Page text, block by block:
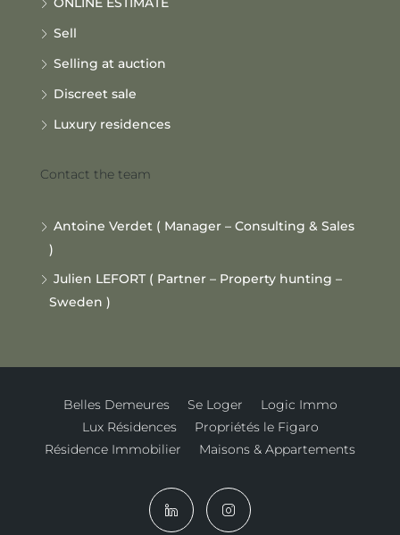
Sell
Selling at auction
Discreet sale
Luxury residences
Contact the team
Antoine Verdet ( Manager – Consulting & Sales
)
Julien LEFORT ( Partner – Property hunting –
Sweden )
Belles Demeures Se Loger
Logic Immo
Lux Résidences
Propriétés le Figaro
Résidence Immobilier
Maisons & Appartements